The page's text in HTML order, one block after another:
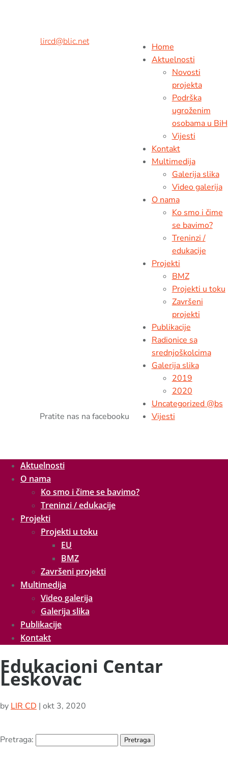
Pratite nas na facebooku
Home
Aktuelnosti
Novosti
projekta
Podrška
ugroženim
osobama u BiH
Vijesti
Kontakt
Multimedija
Galerija slika
Video galerija
O nama
Ko smo i čime
se bavimo?
Treninzi /
edukacije
Projekti
BMZ
Projekti u toku
Završeni
projekti
Publikacije
Radionice sa
srednjoškolcima
Galerija slika
2019
2020
Uncategorized @bs
Vijesti
Aktuelnosti
O nama
Ko smo i čime se bavimo?
Treninzi / edukacije
Projekti
Projekti u toku
EU
BMZ
Završeni projekti
Multimedija
Video galerija
Galerija slika
Publikacije
Kontakt
Edukacioni Centar
Leskovac
by LIR CD | okt 3, 2020
Pretraga:
lircd@blic.net